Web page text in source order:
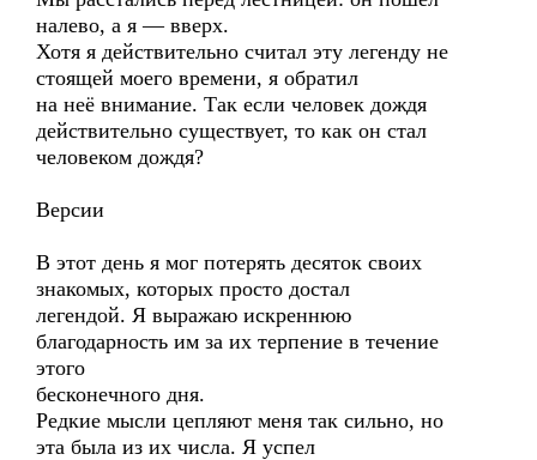
налево, а я — вверх.
Хотя я действительно считал эту легенду не
стоящей моего времени, я обратил
на неё внимание. Так если человек дождя
действительно существует, то как он стал
человеком дождя?
Версии
В этот день я мог потерять десяток своих
знакомых, которых просто достал
легендой. Я выражаю искреннюю
благодарность им за их терпение в течение
этого
бесконечного дня.
Редкие мысли цепляют меня так сильно, но
эта была из их числа. Я успел